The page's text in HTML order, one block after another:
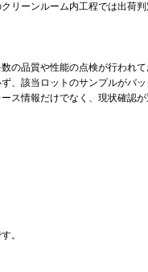
リーンルーム内工程では出荷
の品質や性能の点検が行われ
、該当ロットのサンプルがバ
ス情報だけでなく、現状確認
。